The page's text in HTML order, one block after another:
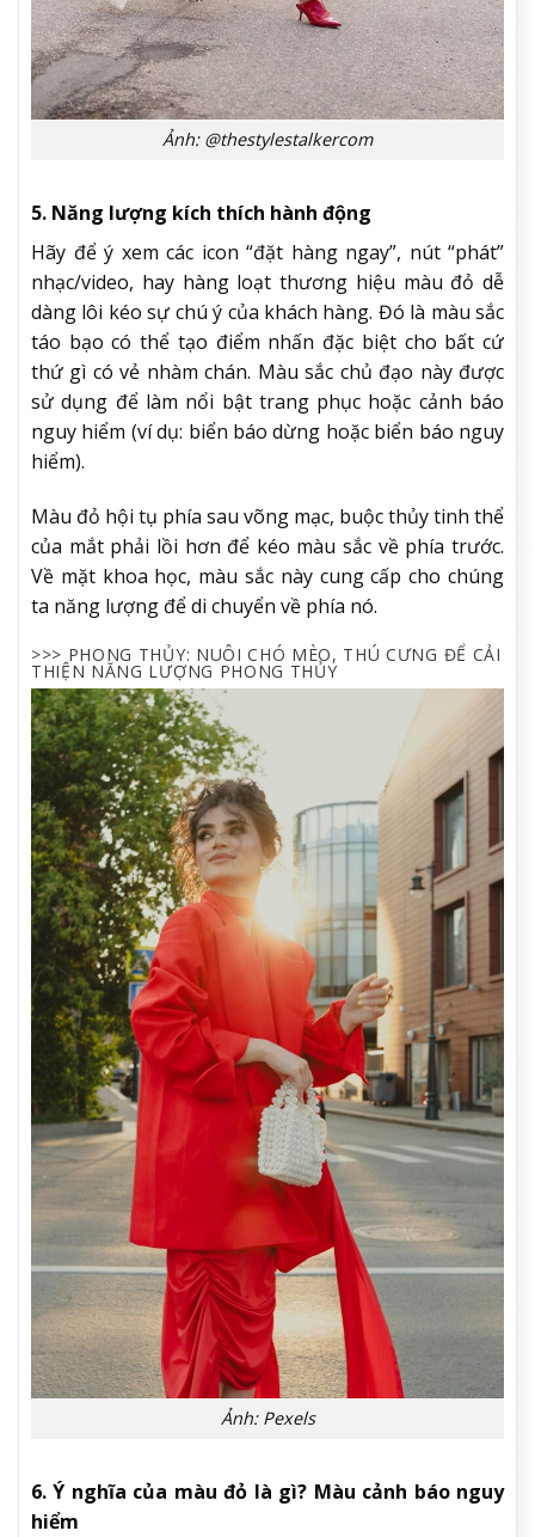
Ảnh: @thestylestalkercom
5. Năng lượng kích thích hành động
Hãy để ý xem các icon “đặt hàng ngay”, nút “phát”
nhạc/video, hay hàng loạt thương hiệu màu đỏ dễ
dàng lôi kéo sự chú ý của khách hàng. Đó là màu sắc
táo bạo có thể tạo điểm nhấn đặc biệt cho bất cứ
thứ gì có vẻ nhàm chán. Màu sắc chủ đạo này được
sử dụng để làm nổi bật trang phục hoặc cảnh báo
nguy hiểm (ví dụ: biển báo dừng hoặc biển báo nguy
hiểm).
Màu đỏ hội tụ phía sau võng mạc, buộc thủy tinh thể
của mắt phải lồi hơn để kéo màu sắc về phía trước.
Về mặt khoa học, màu sắc này cung cấp cho chúng
ta năng lượng để di chuyển về phía nó.
>>> PHONG THỦY: NUÔI CHÓ MÈO, THÚ CƯNG ĐỂ CẢI
THIỆN NĂNG LƯỢNG PHONG THỦY
Ảnh: Pexels
6. Ý nghĩa của màu đỏ là gì? Màu cảnh báo nguy
hiểm